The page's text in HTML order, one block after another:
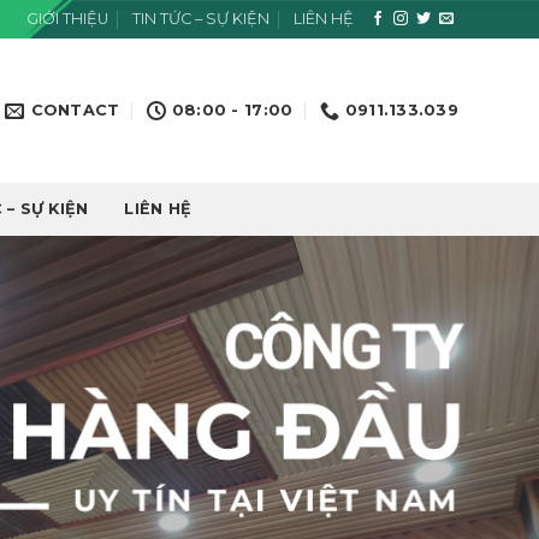
GIỚI THIỆU TIN TỨC – SỰ KIỆN LIÊN HỆ
CONTACT 08:00 - 17:00 0911.133.039
SỰ KIỆN LIÊN HỆ